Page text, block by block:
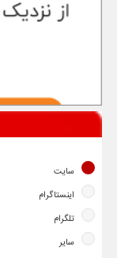
سایت
اینستاگرام
تلگرام
سایر